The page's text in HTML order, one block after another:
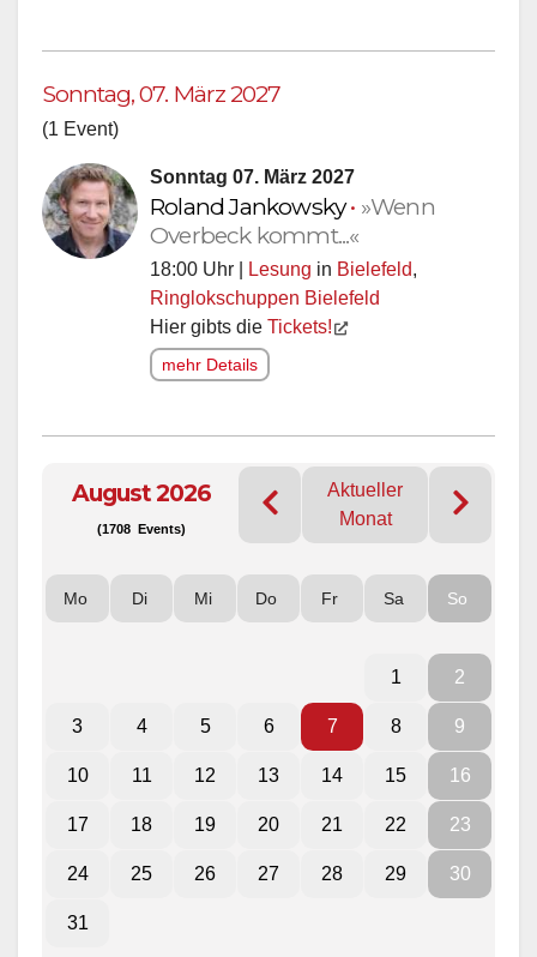
Sonntag, 07. März 2027
(1 Event)
Sonntag 07. März 2027
Roland Jankowsky• »Wenn
Overbeck kommt...«
18:00 Uhr | Lesung in Bielefeld,
Ringlokschuppen Bielefeld
Hier gibts die Tickets!
mehr Details
August 2026
(1708 Events)
Aktueller
Monat
Mo Di Mi Do Fr Sa So
1 2
3 4 5 6 7 8 9
10 11 12 13 14 15 16
17 18 19 20 21 22 23
24 25 26 27 28 29 30
31